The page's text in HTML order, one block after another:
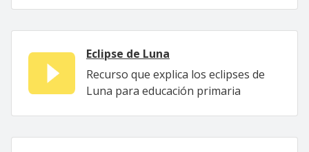
Eclipse de Luna
Recurso que explica los eclipses de
Luna para educación primaria